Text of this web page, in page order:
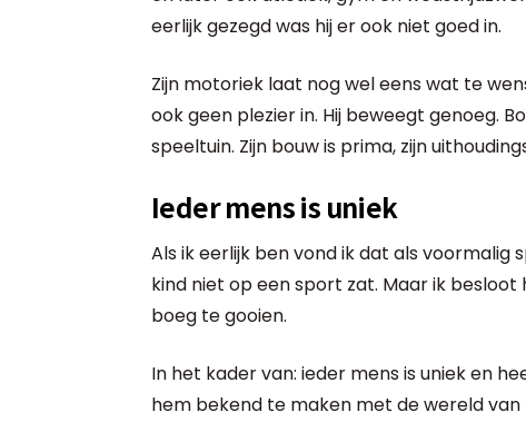
eerlijk gezegd was hij er ook niet goed in.
Zijn motoriek laat nog wel eens wat te
ook geen plezier in. Hij beweegt genoeg.
speeltuin. Zijn bouw is prima, zijn
Ieder mens is uniek
Als ik eerlijk ben vond ik dat als
kind niet op een sport zat. Maar ik
boeg te gooien.
In het kader van: ieder mens is uniek en
hem bekend te maken met de wereld van